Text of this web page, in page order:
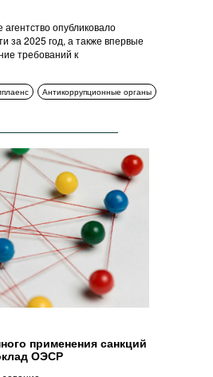
опубликовало
за 2025 год, а также впервые
требований к
Антикоррупционные органы
применения санкций
ОЭСР